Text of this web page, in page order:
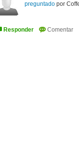
preguntado por